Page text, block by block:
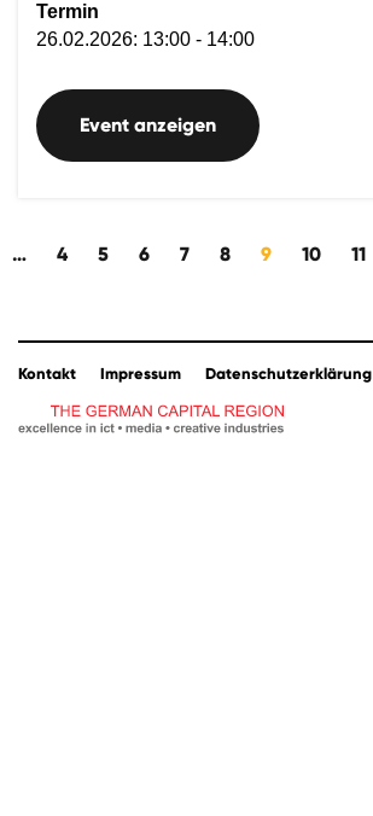
Termin
26.02.2026: 13:00 - 14:00
Event anzeigen
… 4 5 6 7 8 9 10 11
Kontakt Impressum Datenschutzerklärung